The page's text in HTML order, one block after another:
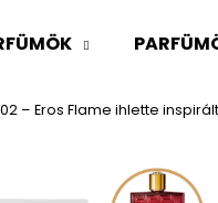
– Eros Flame ihlette